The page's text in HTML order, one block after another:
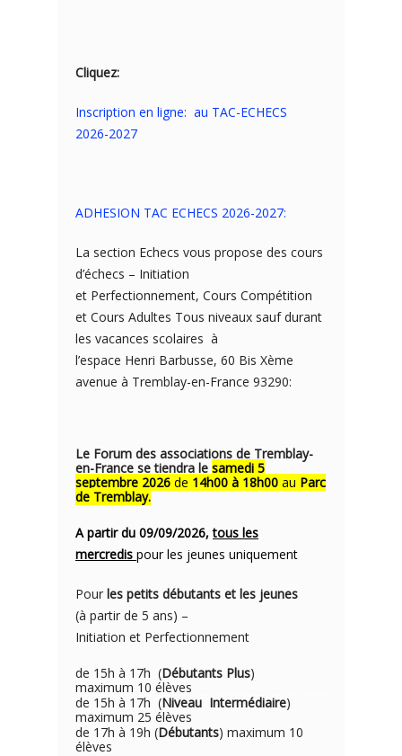
Cliquez:
Inscription en ligne: au TAC-ECHECS
2026-2027
ADHESION TAC ECHECS 2026-2027:
La section Echecs vous propose des cours
d’échecs – Initiation
et Perfectionnement, Cours Compétition
et Cours Adultes Tous niveaux sauf durant
les vacances scolaires à
l’espace Henri Barbusse, 60 Bis Xème
avenue à Tremblay-en-France 93290:
Le Forum des associations de Tremblay-
en-France se tiendra le samedi 5
septembre 2026 de 14h00 à 18h00 au Parc
de Tremblay.
A partir du 09/09/2026,tous les
mercredis pour les jeunes uniquement
Pour les petits débutants et les jeunes
(à partir de 5 ans) –
Initiation et Perfectionnement
de 15h à 17h (Débutants Plus)
maximum 10 élèves
de 15h à 17h (Niveau Intermédiaire)
maximum 25 élèves
de 17h à 19h (Débutants) maximum 10
élèves